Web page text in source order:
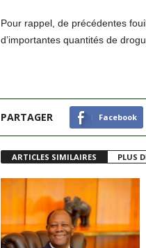
Pour rappel, de précédentes
d’importantes quantités de
PARTAGER Facebook
ARTICLES SIMILAIRES PLUS